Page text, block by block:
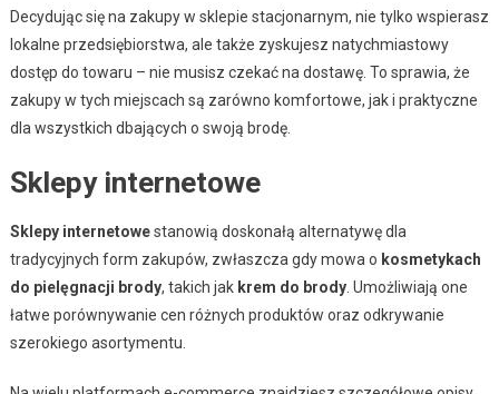
Decydując się na zakupy w sklepie stacjonarnym, nie tylko wspierasz
lokalne przedsiębiorstwa, ale także zyskujesz natychmiastowy
dostęp do towaru – nie musisz czekać na dostawę. To sprawia, że
zakupy w tych miejscach są zarówno komfortowe, jak i praktyczne
dla wszystkich dbających o swoją brodę.
Sklepy internetowe
Sklepy internetowestanowią doskonałą alternatywę dla
tradycyjnych form zakupów, zwłaszcza gdy mowa o kosmetykach
do pielęgnacji brody, takich jak krem do brody. Umożliwiają one
łatwe porównywanie cen różnych produktów oraz odkrywanie
szerokiego asortymentu.